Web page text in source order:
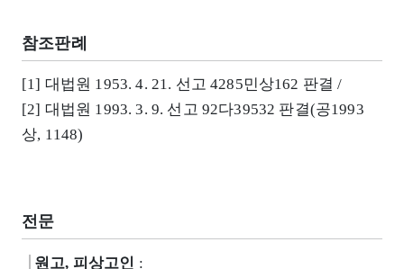
참조판례
[1] 대법원 1953. 4. 21. 선고 4285민상162 판결 /
[2] 대법원 1993. 3. 9. 선고 92다39532 판결(공1993
상, 1148)
전문
원고, 피상고인 :